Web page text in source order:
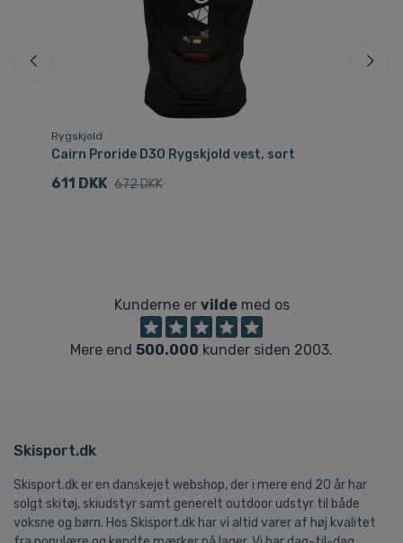
Rygskjold
Cairn Proride D3O Rygskjold vest, sort
611 DKK 672 DKK
Kunderne er vildemed os
Mere end 500.000 kunder siden 2003.
Skisport.dk
Skisport.dk er en danskejet webshop, der i mere end 20 år har
solgt skitøj, skiudstyr samt generelt outdoor udstyr til både
voksne og børn. Hos Skisport.dk har vi altid varer af høj kvalitet